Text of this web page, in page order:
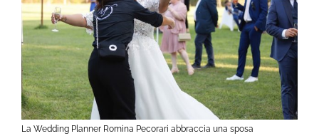
La Wedding Planner Romina Pecorari abbraccia una sposa